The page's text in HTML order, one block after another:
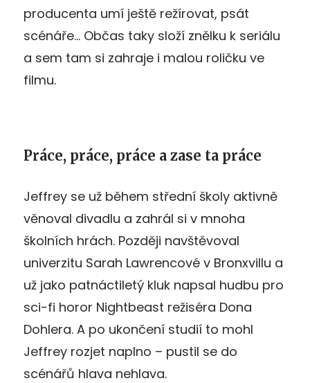
producenta umí ještě režírovat, psát
scénáře… Občas taky složí znělku k seriálu
a sem tam si zahraje i malou roličku ve
filmu.
Práce, práce, práce a zase ta práce
Jeffrey se už během střední školy aktivně
věnoval divadlu a zahrál si v mnoha
školních hrách. Později navštěvoval
univerzitu Sarah Lawrencové v Bronxvillu a
už jako patnáctiletý kluk napsal hudbu pro
sci-fi horor Nightbeast režiséra Dona
Dohlera. A po ukončení studií to mohl
Jeffrey rozjet naplno – pustil se do
scénářů hlava nehlava.